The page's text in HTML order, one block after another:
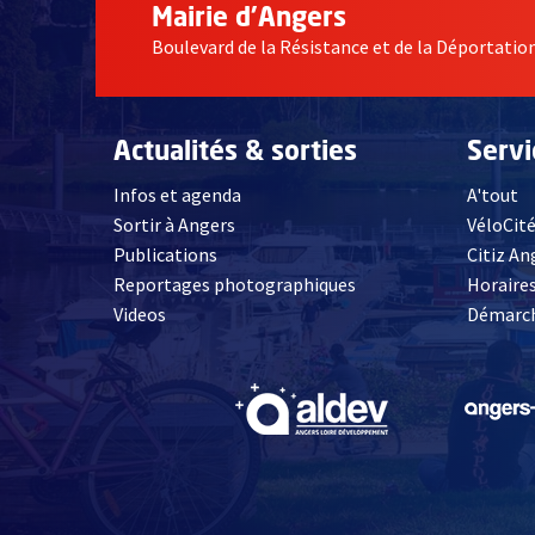
Mairie d'Angers
Boulevard de la Résistance et de la Déportation
Actualités & sorties
Infos et agenda
Sortir à Angers
Publications
Reportages photographiques
Videos, Ouvre une nouvelle fenêtre
A'tout
VéloCité
Citiz
, Ouvre une